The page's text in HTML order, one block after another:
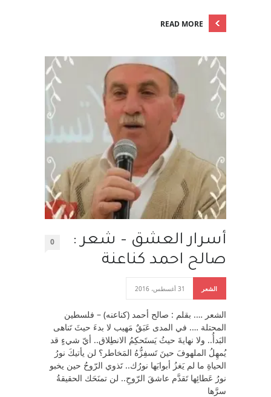
READ MORE
أسرار العشق – شعر :
صالح احمد كناعنة
0
الشعر 31 أغسطس، 2016
الشعر …. بقلم : صالح أحمد (كناعنه) – فلسطين
المحتلة …. في المدى عَبَقٌ مَهيب لا بدءَ حيثَ تَناهى
البَدأُ.. ولا نهايةَ حيثُ يَستَحكِمُ الانطِلاق.. أيّ شيءٍ قد
يُمهِلُ الملهوفَ حينَ تَسفِزُّهُ المَخاطر؟ لن يأتيكَ نورُ
الحياةِ ما لم يَغزُ أبوابَها نورُك.. تَذوي الرّوحُ حين يخبو
نورُ عَطائِها تَقدَّم عاشقَ الرّوحِ.. لن تمنَحَك الحقيقةُ
سرَّها